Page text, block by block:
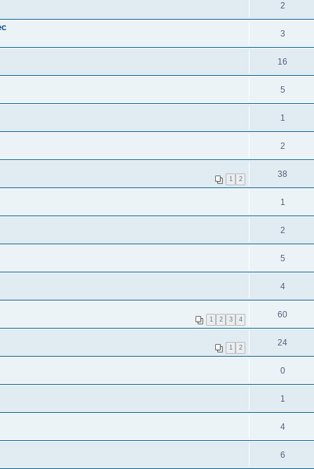
2
3
16
5
1
2
1 2 38
1
2
5
4
1 2 3 4 60
1 2 24
0
1
4
6